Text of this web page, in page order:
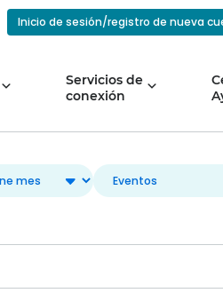
Inicio de sesión/registro de nueva
Servicios de
conexión